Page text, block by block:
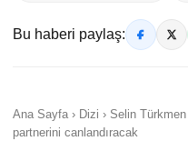
Bu haberi paylaş:
Ana Sayfa › Dizi › Selin Türkmen
partnerini canlandıracak